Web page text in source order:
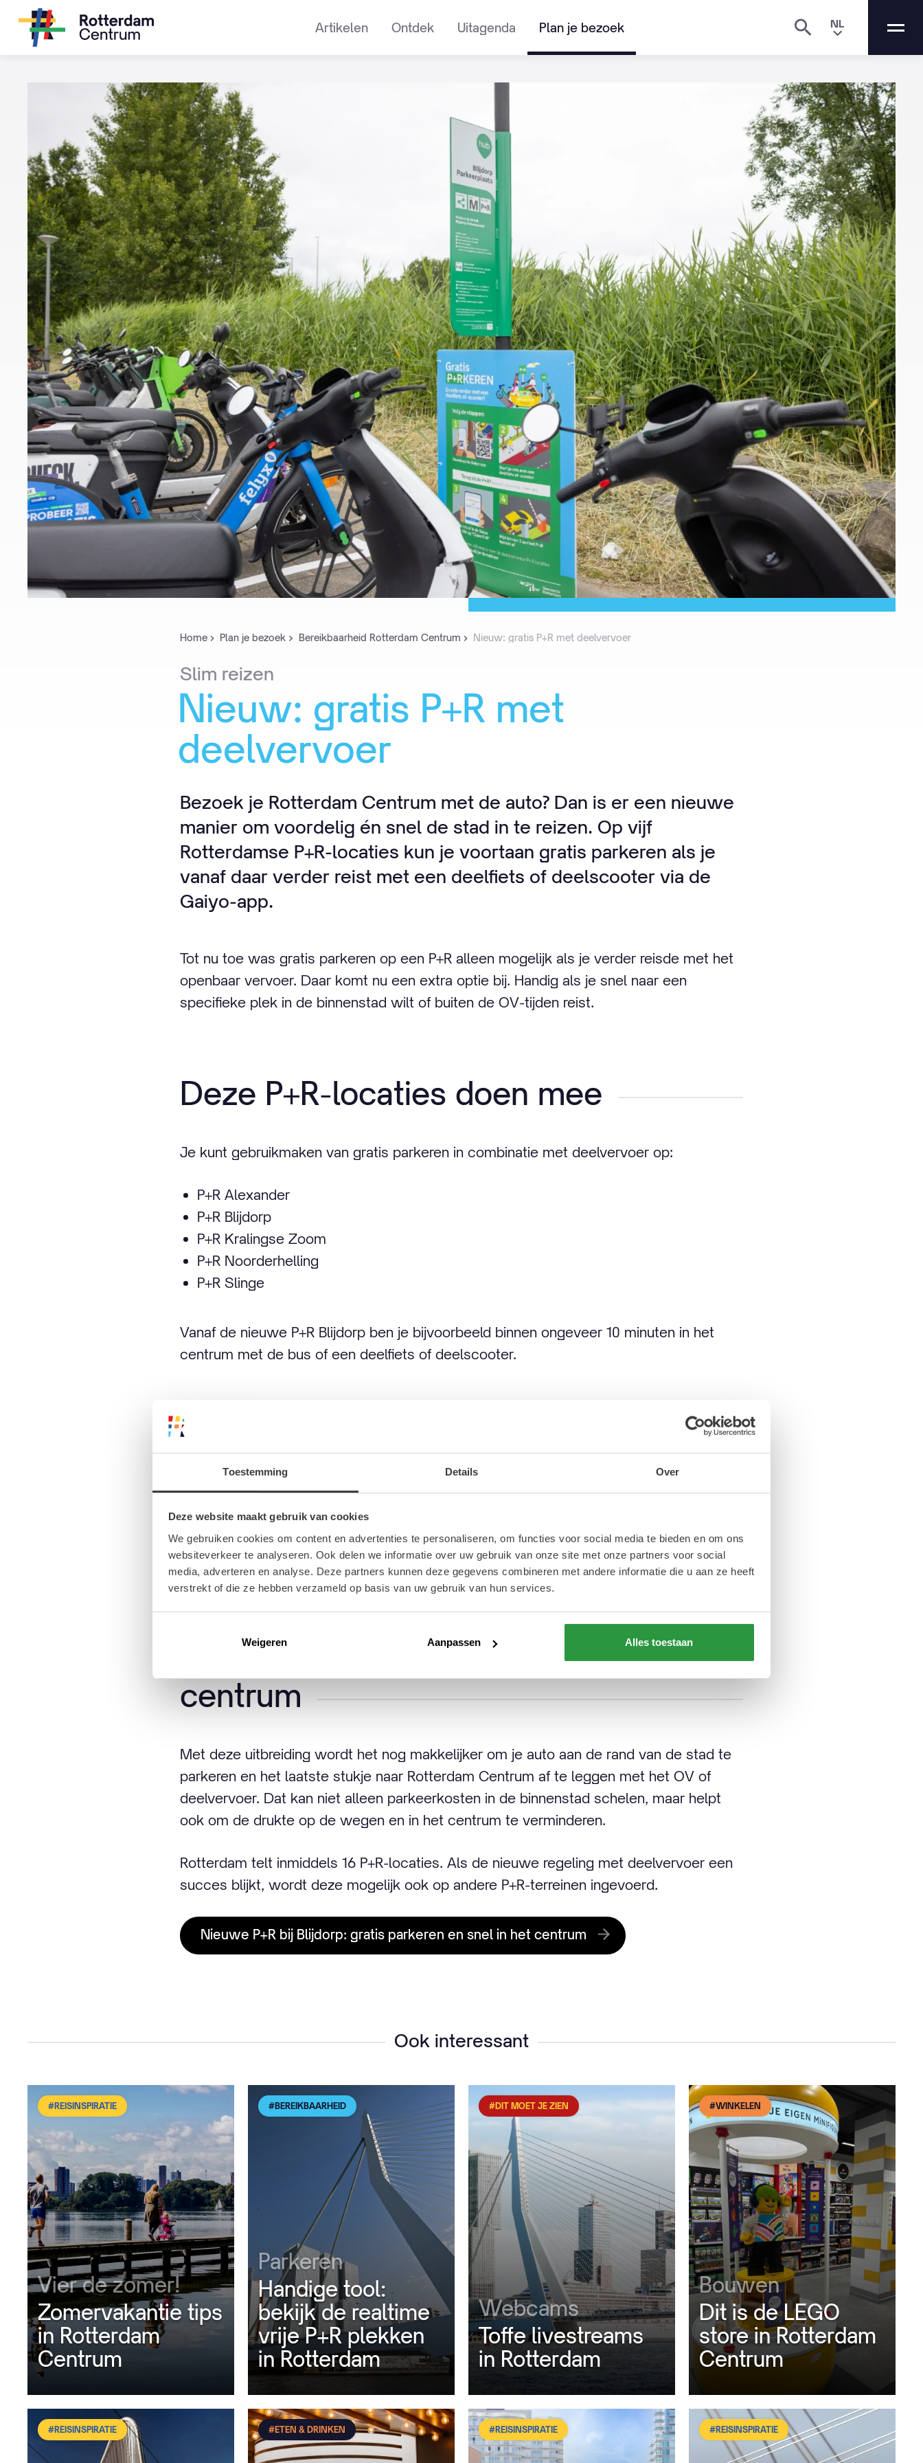
Toestemming Details Over
Deze website maakt gebruik van cookies
We gebruiken cookies om content en advertenties te personaliseren, om functies voor social media te bieden en om ons
websiteverkeer te analyseren. Ook delen we informatie over uw gebruik van onze site met onze partners voor social
media, adverteren en analyse. Deze partners kunnen deze gegevens combineren met andere informatie die u aan ze heeft
verstrekt of die ze hebben verzameld op basis van uw gebruik van hun services.
Weigeren Aanpassen Alles toestaan
Artikelen Ontdek Uitagenda Plan je bezoek NL
Home Plan je bezoek Bereikbaarheid Rotterdam Centrum Nieuw: gratis P+R met deelvervoer
Slim reizen
Nieuw: gratis P+R met
deelvervoer
Bezoek je Rotterdam Centrum met de auto? Dan is er een nieuwe
manier om voordelig én snel de stad in te reizen. Op vijf
Rotterdamse P+R-locaties kun je voortaan gratis parkeren als je
vanaf daar verder reist met een deelfiets of deelscooter via de
Gaiyo-app.
Tot nu toe was gratis parkeren op een P+R alleen mogelijk als je verder reisde met het
openbaar vervoer. Daar komt nu een extra optie bij. Handig als je snel naar een
specifieke plek in de binnenstad wilt of buiten de OV-tijden reist.
Deze P+R-locaties doen mee
Je kunt gebruikmaken van gratis parkeren in combinatie met deelvervoer op:
P+R Alexander
P+R Blijdorp
P+R Kralingse Zoom
P+R Noorderhelling
P+R Slinge
Vanaf de nieuwe P+R Blijdorp ben je bijvoorbeeld binnen ongeveer 10 minuten in het
centrum met de bus of een deelfiets of deelscooter.
Zo werkt het
deelscooter starten via de Gaiyo-app. Alleen ritten die via deze app worden geboekt,
komen in aanmerking voor de regeling. Gebruik je rechtstreeks de app van een
aanbieder zoals Lime, Check, Felyx of Baqme, dan geldt het gratis parkeren niet.
Slim alternatief voor parkeren in het
centrum
Met deze uitbreiding wordt het nog makkelijker om je auto aan de rand van de stad te
parkeren en het laatste stukje naar Rotterdam Centrum af te leggen met het OV of
deelvervoer. Dat kan niet alleen parkeerkosten in de binnenstad schelen, maar helpt
ook om de drukte op de wegen en in het centrum te verminderen.
Rotterdam telt inmiddels 16 P+R-locaties. Als de nieuwe regeling met deelvervoer een
succes blijkt, wordt deze mogelijk ook op andere P+R-terreinen ingevoerd.
Nieuwe P+R bij Blijdorp: gratis parkeren en snel in het centrum
Ook interessant
#REISINSPIRATIE
Vier de zomer!
Zomervakantie tips
in Rotterdam
Centrum
#BEREIKBAARHEID
Parkeren
Handige tool:
bekijk de realtime
vrije P+R plekken
in Rotterdam
#DIT MOET JE ZIEN
Webcams
Toffe livestreams
in Rotterdam
#WINKELEN
Bouwen
Dit is de LEGO
store in Rotterdam
Centrum
#REISINSPIRATIE #ETEN & DRINKEN #REISINSPIRATIE #REISINSPIRATIE